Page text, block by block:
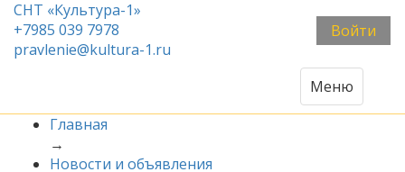
СНТ «Культура-1»
+7985 039 7978
pravlenie@kultura-1.ru
Войти
Меню
Главная
→
Новости и объявления